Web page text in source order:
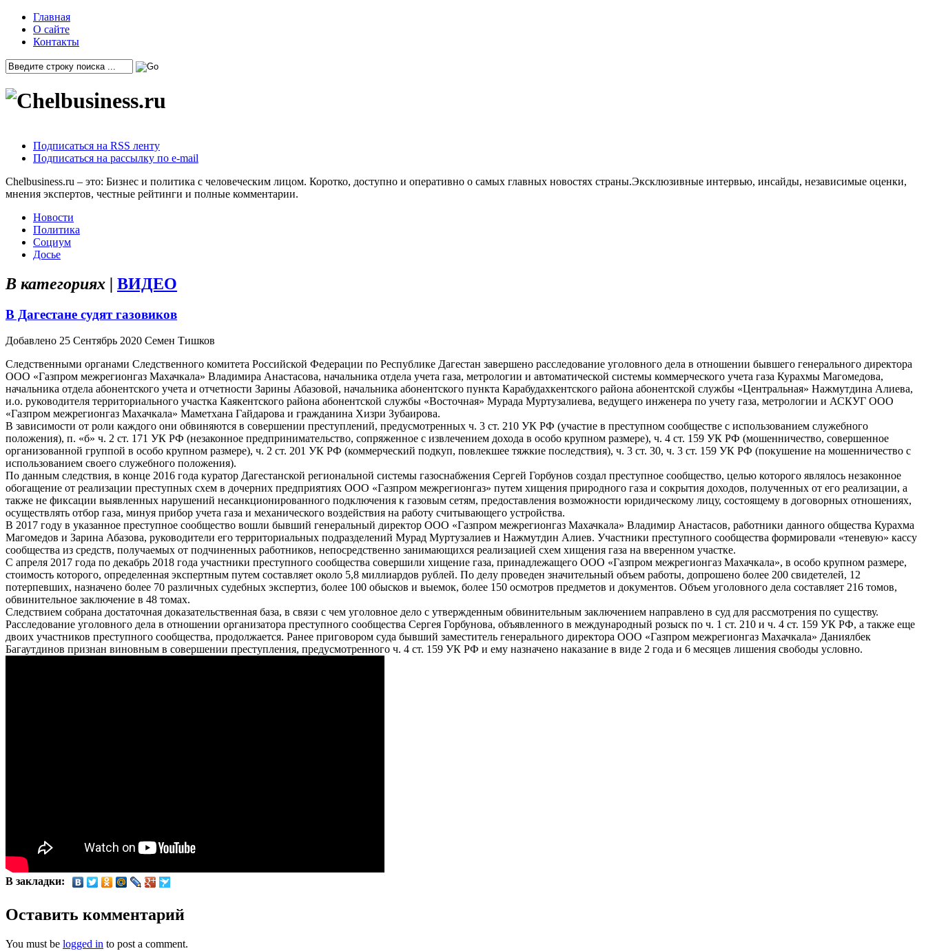
Главная
О сайте
Контакты
Подписаться на RSS ленту
Подписаться на рассылку по e-mail
Chelbusiness.ru – это: Бизнес и политика с человеческим лицом. Коротко, доступно и оперативно о самых главных новостях страны.Эксклюзивные интервью, инсайды, независимые оценки,
мнения экспертов, честные рейтинги и полные комментарии.
Новости
Политика
Социум
Досье
В категориях | ВИДЕО
В Дагестане судят газовиков
Добавлено 25 Сентябрь 2020 Семен Тишков
Следственными органами Следственного комитета Российской Федерации по Республике Дагестан завершено расследование уголовного дела в отношении бывшего генерального директора
ООО «Газпром межрегионгаз Махачкала» Владимира Анастасова, начальника отдела учета газа, метрологии и автоматической системы коммерческого учета газа Курахмы Магомедова,
начальника отдела абонентского учета и отчетности Зарины Абазовой, начальника абонентского пункта Карабудахкентского района абонентской службы «Центральная» Нажмутдина Алиева,
и.о. руководителя территориального участка Каякентского района абонентской службы «Восточная» Мурада Муртузалиева, ведущего инженера по учету газа, метрологии и АСКУГ ООО
«Газпром межрегионгаз Махачкала» Маметхана Гайдарова и гражданина Хизри Зубаирова.
В зависимости от роли каждого они обвиняются в совершении преступлений, предусмотренных ч. 3 ст. 210 УК РФ (участие в преступном сообществе с использованием служебного
положения), п. «б» ч. 2 ст. 171 УК РФ (незаконное предпринимательство, сопряженное с извлечением дохода в особо крупном размере), ч. 4 ст. 159 УК РФ (мошенничество, совершенное
организованной группой в особо крупном размере), ч. 2 ст. 201 УК РФ (коммерческий подкуп, повлекшее тяжкие последствия), ч. 3 ст. 30, ч. 3 ст. 159 УК РФ (покушение на мошенничество с
использованием своего служебного положения).
По данным следствия, в конце 2016 года куратор Дагестанской региональной системы газоснабжения Сергей Горбунов создал преступное сообщество, целью которого являлось незаконное
обогащение от реализации преступных схем в дочерних предприятиях ООО «Газпром межрегионгаз» путем хищения природного газа и сокрытия доходов, полученных от его реализации, а
также не фиксации выявленных нарушений несанкционированного подключения к газовым сетям, предоставления возможности юридическому лицу, состоящему в договорных отношениях,
осуществлять отбор газа, минуя прибор учета газа и механического воздействия на работу считывающего устройства.
В 2017 году в указанное преступное сообщество вошли бывший генеральный директор ООО «Газпром межрегионгаз Махачкала» Владимир Анастасов, работники данного общества Курахма
Магомедов и Зарина Абазова, руководители его территориальных подразделений Мурад Муртузалиев и Нажмутдин Алиев. Участники преступного сообщества формировали «теневую» кассу
сообщества из средств, получаемых от подчиненных работников, непосредственно занимающихся реализацией схем хищения газа на вверенном участке.
С апреля 2017 года по декабрь 2018 года участники преступного сообщества совершили хищение газа, принадлежащего ООО «Газпром межрегионгаз Махачкала», в особо крупном размере,
стоимость которого, определенная экспертным путем составляет около 5,8 миллиардов рублей. По делу проведен значительный объем работы, допрошено более 200 свидетелей, 12
потерпевших, назначено более 70 различных судебных экспертиз, более 100 обысков и выемок, более 150 осмотров предметов и документов. Объем уголовного дела составляет 216 томов,
обвинительное заключение в 48 томах.
Следствием собрана достаточная доказательственная база, в связи с чем уголовное дело с утвержденным обвинительным заключением направлено в суд для рассмотрения по существу.
Расследование уголовного дела в отношении организатора преступного сообщества Сергея Горбунова, объявленного в международный розыск по ч. 1 ст. 210 и ч. 4 ст. 159 УК РФ, а также еще
двоих участников преступного сообщества, продолжается. Ранее приговором суда бывший заместитель генерального директора ООО «Газпром межрегионгаз Махачкала» Даниялбек
Багаутдинов признан виновным в совершении преступления, предусмотренного ч. 4 ст. 159 УК РФ и ему назначено наказание в виде 2 года и 6 месяцев лишения свободы условно.
В закладки:
Оставить комментарий
You must be logged in to post a comment.